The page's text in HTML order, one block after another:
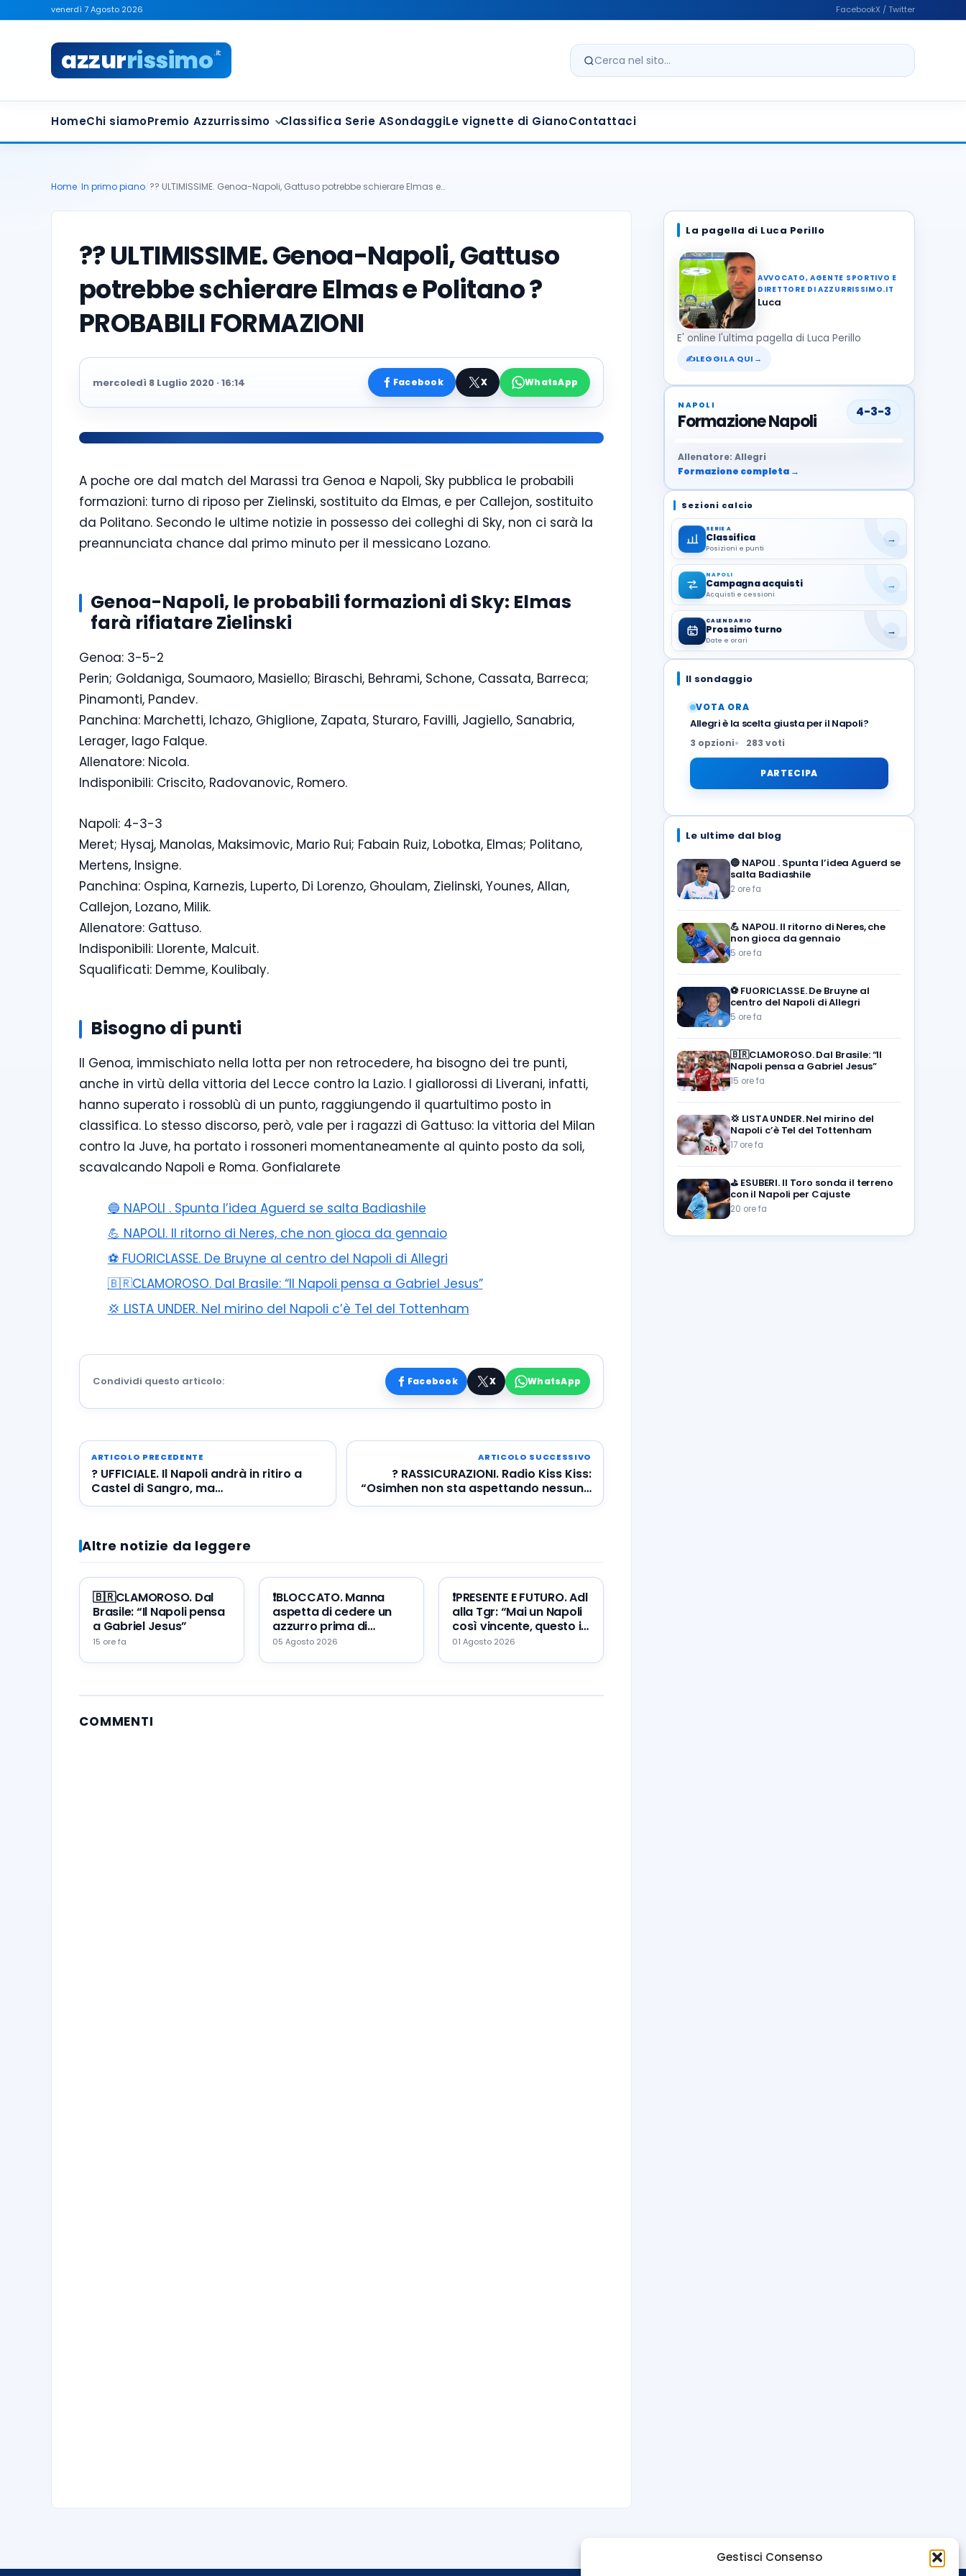
Gestisci Consenso
venerdì 7 Agosto 2026 FacebookX / Twitter
azzurrissimo.it
Cerca nel sito
HomeChi siamoPremio Azzurrissimo Classifica Serie ASondaggiLe vignette di GianoContattaci
Home In primo piano ?? ULTIMISSIME. Genoa-Napoli, Gattuso potrebbe schierare Elmas e…
?? ULTIMISSIME. Genoa-Napoli, Gattuso
potrebbe schierare Elmas e Politano ?
PROBABILI FORMAZIONI
mercoledì 8 Luglio 2020 · 16:14 Facebook X WhatsApp
A poche ore dal match del Marassi tra Genoa e Napoli, Sky pubblica le probabili
formazioni: turno di riposo per Zielinski, sostituito da Elmas, e per Callejon, sostituito
da Politano. Secondo le ultime notizie in possesso dei colleghi di Sky, non ci sarà la
preannunciata chance dal primo minuto per il messicano Lozano.
Genoa-Napoli, le probabili formazioni di Sky: Elmas
farà rifiatare Zielinski
Genoa: 3-5-2
Perin; Goldaniga, Soumaoro, Masiello; Biraschi, Behrami, Schone, Cassata, Barreca;
Pinamonti, Pandev.
Panchina: Marchetti, Ichazo, Ghiglione, Zapata, Sturaro, Favilli, Jagiello, Sanabria,
Lerager, Iago Falque.
Allenatore: Nicola.
Indisponibili: Criscito, Radovanovic, Romero.
Napoli: 4-3-3
Meret; Hysaj, Manolas, Maksimovic, Mario Rui; Fabain Ruiz, Lobotka, Elmas; Politano,
Mertens, Insigne.
Panchina: Ospina, Karnezis, Luperto, Di Lorenzo, Ghoulam, Zielinski, Younes, Allan,
Callejon, Lozano, Milik.
Allenatore: Gattuso.
Indisponibili: Llorente, Malcuit.
Squalificati: Demme, Koulibaly.
Bisogno di punti
Il Genoa, immischiato nella lotta per non retrocedere, ha bisogno dei tre punti,
anche in virtù della vittoria del Lecce contro la Lazio. I giallorossi di Liverani, infatti,
hanno superato i rossoblù di un punto, raggiungendo il quartultimo posto in
classifica. Lo stesso discorso, però, vale per i ragazzi di Gattuso: la vittoria del Milan
contro la Juve, ha portato i rossoneri momentaneamente al quinto posto da soli,
scavalcando Napoli e Roma. Gonfialarete
🔵 NAPOLI . Spunta l’idea Aguerd se salta Badiashile
💪 NAPOLI. Il ritorno di Neres, che non gioca da gennaio
⚽️ FUORICLASSE. De Bruyne al centro del Napoli di Allegri
🇧🇷CLAMOROSO. Dal Brasile: “Il Napoli pensa a Gabriel Jesus”
💢 LISTA UNDER. Nel mirino del Napoli c’è Tel del Tottenham
Condividi questo articolo: Facebook X WhatsApp
ARTICOLO PRECEDENTE
? UFFICIALE. Il Napoli andrà in ritiro a
Castel di Sangro, ma…
ARTICOLO SUCCESSIVO
? RASSICURAZIONI. Radio Kiss Kiss:
“Osimhen non sta aspettando nessuna
chiamata dalla Premier”
Altre notizie da leggere
🇧🇷CLAMOROSO. Dal
Brasile: “Il Napoli pensa
a Gabriel Jesus”
15 ore fa
❗️BLOCCATO. Manna
aspetta di cedere un
azzurro prima di
portare Zeballos al
05 Agosto 2026
❗️PRESENTE E FUTURO. Adl
alla Tgr: “Mai un Napoli
così vincente, questo il
mio errore ed il mio
01 Agosto 2026
COMMENTI
La pagella di Luca Perillo
AVVOCATO, AGENTE SPORTIVO E
DIRETTORE DI AZZURRISSIMO.IT
Luca
E' online l'ultima pagella di Luca Perillo
✍LEGGILA QUI →
NAPOLI
Formazione Napoli 4-3-3
Allenatore: Allegri
Formazione completa →
Sezioni calcio
SERIE A
Classifica
Posizioni e punti
→
NAPOLI
Campagna acquisti
Acquisti e cessioni
→
CALENDARIO
Prossimo turno
Date e orari
→
Il sondaggio
VOTA ORA
Allegri è la scelta giusta per il Napoli?
3 opzioni 283 voti
PARTECIPA
Le ultime dal blog
🔵 NAPOLI . Spunta l’idea Aguerd se
salta Badiashile
2 ore fa
💪 NAPOLI. Il ritorno di Neres, che
non gioca da gennaio
5 ore fa
⚽️ FUORICLASSE. De Bruyne al
centro del Napoli di Allegri
5 ore fa
🇧🇷CLAMOROSO. Dal Brasile: “Il
Napoli pensa a Gabriel Jesus”
15 ore fa
💢 LISTA UNDER. Nel mirino del
Napoli c’è Tel del Tottenham
17 ore fa
⛳ ESUBERI. Il Toro sonda il terreno
con il Napoli per Cajuste
20 ore fa